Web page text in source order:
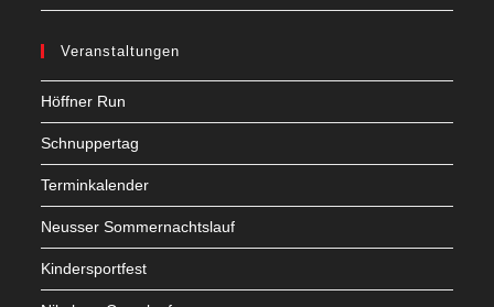
Veranstaltungen
Höffner Run
Schnuppertag
Terminkalender
Neusser Sommernachtslauf
Kindersportfest